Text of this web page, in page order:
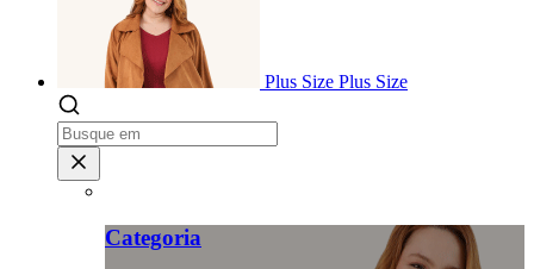
Plus Size Plus Size
Categoria